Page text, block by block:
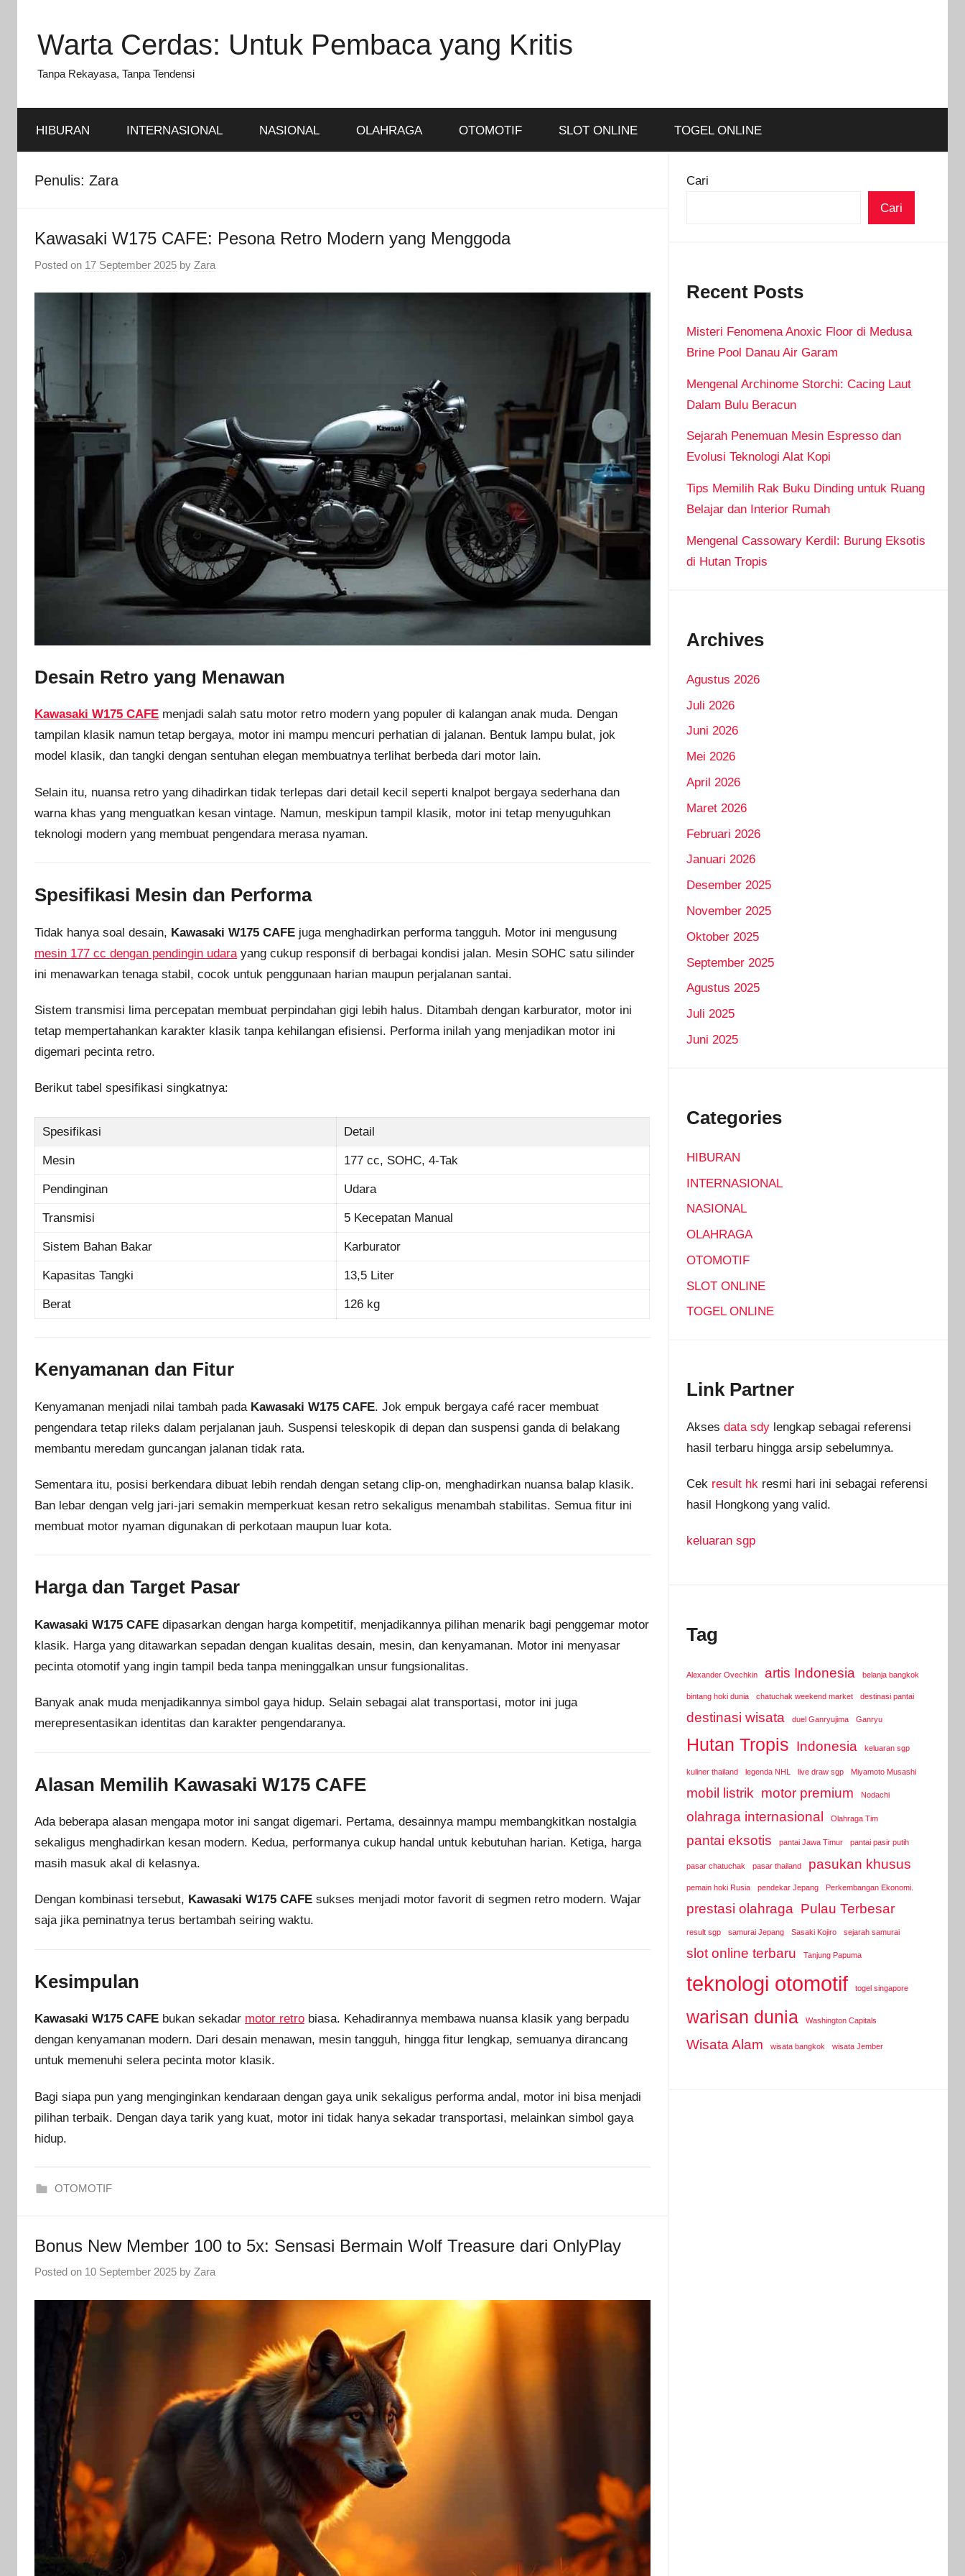
content
Warta Cerdas: Untuk Pembaca yang Kritis
Tanpa Rekayasa, Tanpa Tendensi
HIBURAN INTERNASIONAL NASIONAL OLAHRAGA OTOMOTIF SLOT ONLINE TOGEL ONLINE
Penulis: Zara
Kawasaki W175 CAFE: Pesona Retro Modern yang Menggoda
Posted on 17 September 2025 by Zara
Desain Retro yang Menawan
Kawasaki W175 CAFE menjadi salah satu motor retro modern yang populer di kalangan anak muda. Dengan
tampilan klasik namun tetap bergaya, motor ini mampu mencuri perhatian di jalanan. Bentuk lampu bulat, jok
model klasik, dan tangki dengan sentuhan elegan membuatnya terlihat berbeda dari motor lain.
Selain itu, nuansa retro yang dihadirkan tidak terlepas dari detail kecil seperti knalpot bergaya sederhana dan
warna khas yang menguatkan kesan vintage. Namun, meskipun tampil klasik, motor ini tetap menyuguhkan
teknologi modern yang membuat pengendara merasa nyaman.
Spesifikasi Mesin dan Performa
Tidak hanya soal desain, Kawasaki W175 CAFE juga menghadirkan performa tangguh. Motor ini mengusung
mesin 177 cc dengan pendingin udara yang cukup responsif di berbagai kondisi jalan. Mesin SOHC satu silinder
ini menawarkan tenaga stabil, cocok untuk penggunaan harian maupun perjalanan santai.
Sistem transmisi lima percepatan membuat perpindahan gigi lebih halus. Ditambah dengan karburator, motor ini
tetap mempertahankan karakter klasik tanpa kehilangan efisiensi. Performa inilah yang menjadikan motor ini
digemari pecinta retro.
Berikut tabel spesifikasi singkatnya:
Spesifikasi Detail
Mesin 177 cc, SOHC, 4-Tak
Pendinginan Udara
Transmisi 5 Kecepatan Manual
Sistem Bahan Bakar Karburator
Kapasitas Tangki 13,5 Liter
Berat 126 kg
Kenyamanan dan Fitur
Kenyamanan menjadi nilai tambah pada Kawasaki W175 CAFE. Jok empuk bergaya café racer membuat
pengendara tetap rileks dalam perjalanan jauh. Suspensi teleskopik di depan dan suspensi ganda di belakang
membantu meredam guncangan jalanan tidak rata.
Sementara itu, posisi berkendara dibuat lebih rendah dengan setang clip-on, menghadirkan nuansa balap klasik.
Ban lebar dengan velg jari-jari semakin memperkuat kesan retro sekaligus menambah stabilitas. Semua fitur ini
membuat motor nyaman digunakan di perkotaan maupun luar kota.
Harga dan Target Pasar
Kawasaki W175 CAFE dipasarkan dengan harga kompetitif, menjadikannya pilihan menarik bagi penggemar motor
klasik. Harga yang ditawarkan sepadan dengan kualitas desain, mesin, dan kenyamanan. Motor ini menyasar
pecinta otomotif yang ingin tampil beda tanpa meninggalkan unsur fungsionalitas.
Banyak anak muda menjadikannya simbol gaya hidup. Selain sebagai alat transportasi, motor ini juga
merepresentasikan identitas dan karakter pengendaranya.
Alasan Memilih Kawasaki W175 CAFE
Ada beberapa alasan mengapa motor ini sangat digemari. Pertama, desainnya mampu membangkitkan nostalgia
sekaligus menghadirkan kesan modern. Kedua, performanya cukup handal untuk kebutuhan harian. Ketiga, harga
masih masuk akal di kelasnya.
Dengan kombinasi tersebut, Kawasaki W175 CAFE sukses menjadi motor favorit di segmen retro modern. Wajar
saja jika peminatnya terus bertambah seiring waktu.
Kesimpulan
Kawasaki W175 CAFE bukan sekadar motor retro biasa. Kehadirannya membawa nuansa klasik yang berpadu
dengan kenyamanan modern. Dari desain menawan, mesin tangguh, hingga fitur lengkap, semuanya dirancang
untuk memenuhi selera pecinta motor klasik.
Bagi siapa pun yang menginginkan kendaraan dengan gaya unik sekaligus performa andal, motor ini bisa menjadi
pilihan terbaik. Dengan daya tarik yang kuat, motor ini tidak hanya sekadar transportasi, melainkan simbol gaya
hidup.
OTOMOTIF
Bonus New Member 100 to 5x: Sensasi Bermain Wolf Treasure dari OnlyPlay
Posted on 10 September 2025 by Zara
Cari
Cari
Recent Posts
Misteri Fenomena Anoxic Floor di Medusa
Brine Pool Danau Air Garam
Mengenal Archinome Storchi: Cacing Laut
Dalam Bulu Beracun
Sejarah Penemuan Mesin Espresso dan
Evolusi Teknologi Alat Kopi
Tips Memilih Rak Buku Dinding untuk Ruang
Belajar dan Interior Rumah
Mengenal Cassowary Kerdil: Burung Eksotis
di Hutan Tropis
Archives
Agustus 2026
Juli 2026
Juni 2026
Mei 2026
April 2026
Maret 2026
Februari 2026
Januari 2026
Desember 2025
November 2025
Oktober 2025
September 2025
Agustus 2025
Juli 2025
Juni 2025
Categories
HIBURAN
INTERNASIONAL
NASIONAL
OLAHRAGA
OTOMOTIF
SLOT ONLINE
TOGEL ONLINE
Link Partner
Akses data sdylengkap sebagai referensi
hasil terbaru hingga arsip sebelumnya.
Cek result hkresmi hari ini sebagai referensi
hasil Hongkong yang valid.
keluaran sgp
Tag
Alexander Ovechkin artis Indonesia belanja bangkok
bintang hoki dunia chatuchak weekend market destinasi pantai
destinasi wisata duel Ganryujima Ganryu
Hutan Tropis Indonesia keluaran sgp
kuliner thailand legenda NHL live draw sgp Miyamoto Musashi
mobil listrik motor premium Nodachi
olahraga internasional Olahraga Tim
pantai eksotis pantai Jawa Timur pantai pasir putih
pasar chatuchak pasar thailand pasukan khusus
pemain hoki Rusia pendekar Jepang Perkembangan Ekonomi.
prestasi olahraga Pulau Terbesar
result sgp samurai Jepang Sasaki Kojiro sejarah samurai
slot online terbaru Tanjung Papuma
teknologi otomotif togel singapore
warisan dunia Washington Capitals
Wisata Alam wisata bangkok wisata Jember